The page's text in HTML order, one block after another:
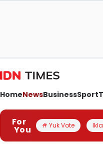
HomeNewsBusinessSport
For
You # Yuk Vote